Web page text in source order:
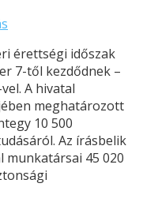
érettségi időszak
7-től kezdődnek –
A hivatal
meghatározott
10 500
Az írásbelik
munkatársai 45 020